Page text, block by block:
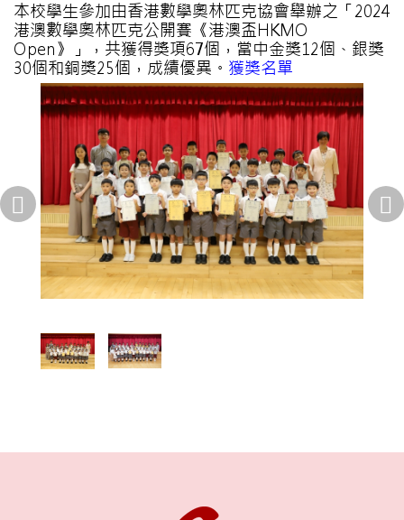
本校學生參加由香港數學奧林匹克協會舉辦之「2024
港澳數學奧林匹克公開賽《港澳盃HKMO
Open》」，共獲得獎項67個，當中金獎12個、銀獎
30個和銅獎25個，成績優異。 獲獎名單